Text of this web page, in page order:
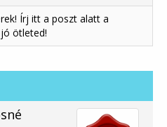
Írj itt a poszt alatt a
ötleted!